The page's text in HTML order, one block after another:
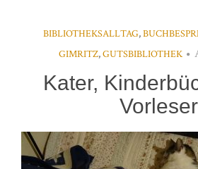
BIBLIOTHEKSALLTAG,
GIMRITZ,GUTSBIBLIOTHEK
Kater,
Vorleser